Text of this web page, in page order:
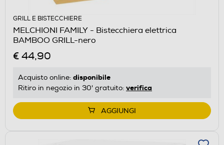
GRILL E BISTECCHIERE
MELCHIONI FAMILY - Bistecchiera elettrica
BAMBOO GRILL-nero
€ 44,90
Acquisto online: disponibile
Ritiro in negozio in 30' gratuito: verifica
AGGIUNGI